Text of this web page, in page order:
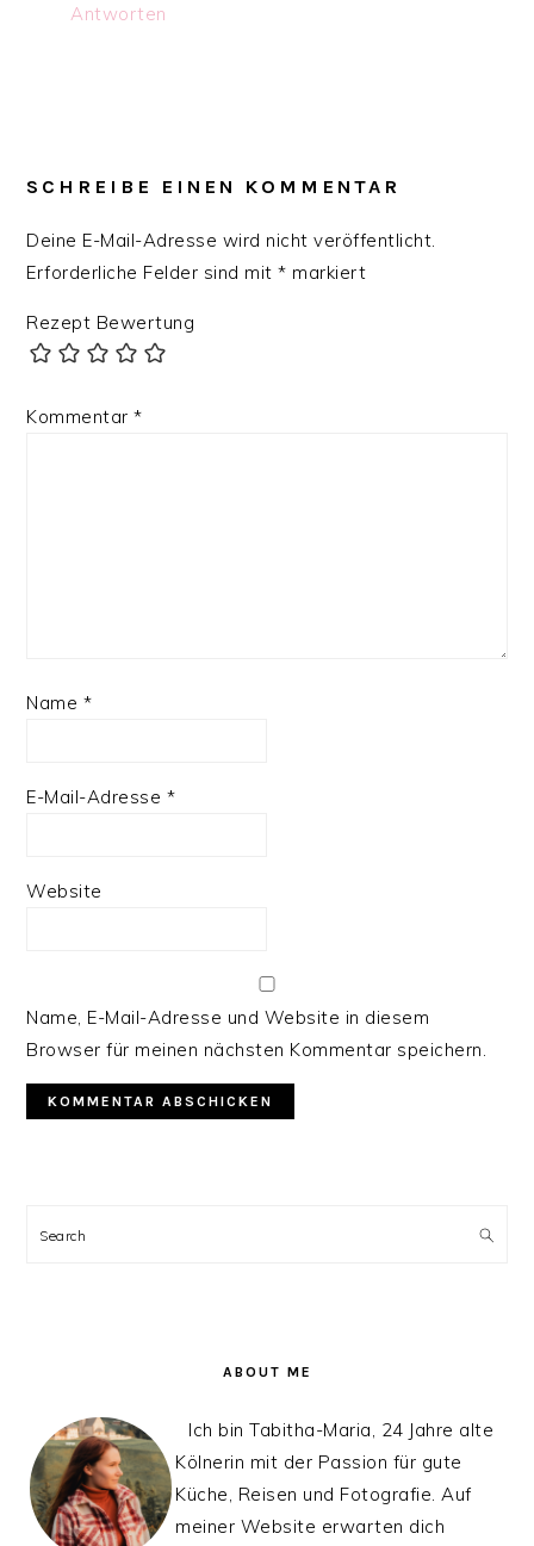
Antworten
SCHREIBE EINEN KOMMENTAR
Deine E-Mail-Adresse wird nicht veröffentlicht.
Erforderliche Felder sind mit* markiert
Rezept Bewertung
Kommentar*
Name *
E-Mail-Adresse *
Website
Name, E-Mail-Adresse und Website in diesem
Browser für meinen nächsten Kommentar speichern.
SIDEBAR
Search
ABOUT ME
Ich bin Tabitha-Maria, 24 Jahre alte
Kölnerin mit der Passion für gute
Küche, Reisen und Fotografie. Auf
meiner Website erwarten dich